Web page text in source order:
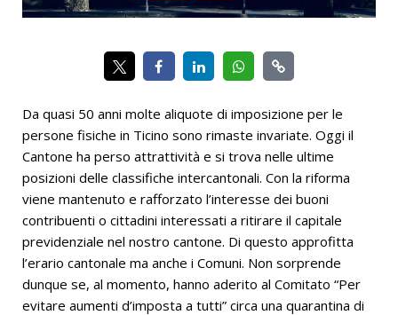
Da quasi 50 anni molte aliquote di imposizione per le
persone fisiche in Ticino sono rimaste invariate. Oggi il
Cantone ha perso attrattività e si trova nelle ultime
posizioni delle classifiche intercantonali. Con la riforma
viene mantenuto e rafforzato l’interesse dei buoni
contribuenti o cittadini interessati a ritirare il capitale
previdenziale nel nostro cantone. Di questo approfitta
l’erario cantonale ma anche i Comuni. Non sorprende
dunque se, al momento, hanno aderito al Comitato “Per
evitare aumenti d’imposta a tutti” circa una quarantina di